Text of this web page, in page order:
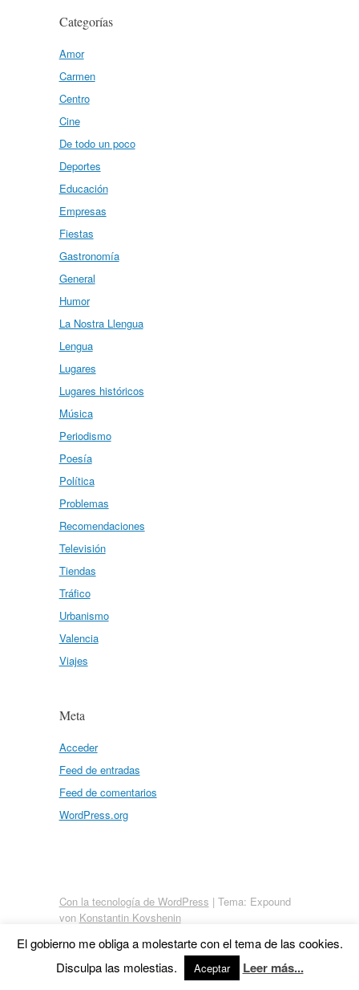
Categorías
Amor
Carmen
Centro
Cine
De todo un poco
Deportes
Educación
Empresas
Fiestas
Gastronomía
General
Humor
La Nostra Llengua
Lengua
Lugares
Lugares históricos
Música
Periodismo
Poesía
Política
Problemas
Recomendaciones
Televisión
Tiendas
Tráfico
Urbanismo
Valencia
Viajes
Meta
Acceder
Feed de entradas
Feed de comentarios
WordPress.org
Con la tecnología de WordPress | Tema: Expound
von Konstantin Kovshenin
El gobierno me obliga a molestarte con el tema de las cookies.
Disculpa las molestias.
Aceptar Leer más...